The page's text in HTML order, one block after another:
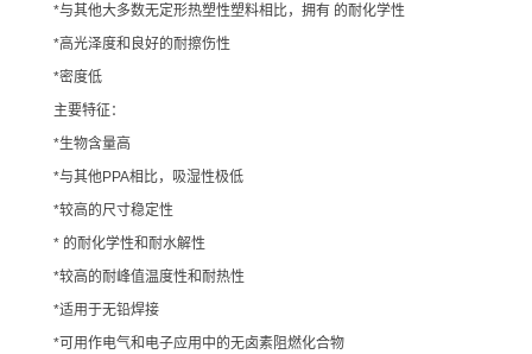
*与其他大多数无定形热塑性塑料相比，拥有 的耐化学性
*高光泽度和良好的耐擦伤性
*密度低
主要特征：
*生物含量高
*与其他PPA相比，吸湿性极低
*较高的尺寸稳定性
* 的耐化学性和耐水解性
*较高的耐峰值温度性和耐热性
*适用于无铅焊接
*可用作电气和电子应用中的无卤素阻燃化合物